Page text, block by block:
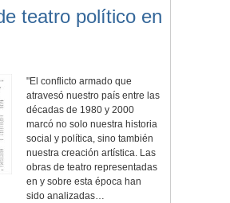
teatro político en
"El conflicto armado que
atravesó nuestro país entre las
décadas de 1980 y 2000
marcó no solo nuestra historia
social y política, sino también
nuestra creación artística. Las
obras de teatro representadas
en y sobre esta época han
sido analizadas…